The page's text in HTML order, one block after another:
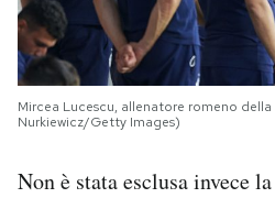
Mircea Lucescu, allenatore romeno
Nurkiewicz/Getty Images)
Non è stata esclusa invece